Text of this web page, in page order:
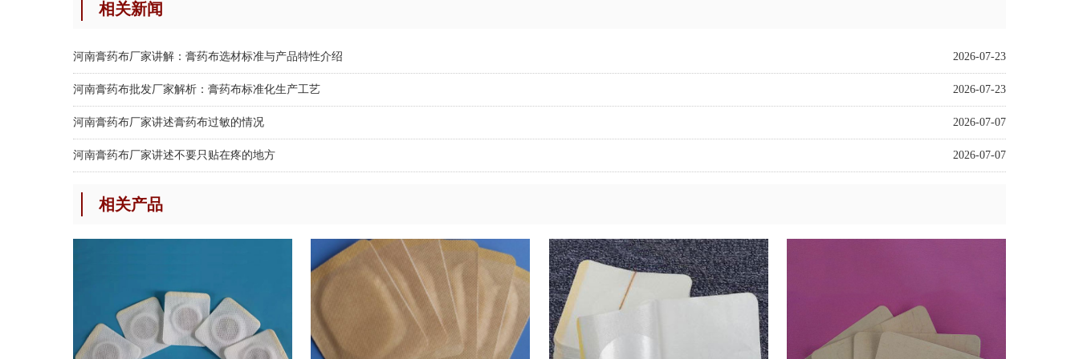
相关新闻
河南膏药布厂家讲解：膏药布选材标准与产品特性介绍 2026-07-23
河南膏药布批发厂家解析：膏药布标准化生产工艺 2026-07-23
河南膏药布厂家讲述膏药布过敏的情况 2026-07-07
河南膏药布厂家讲述不要只贴在疼的地方 2026-07-07
相关产品